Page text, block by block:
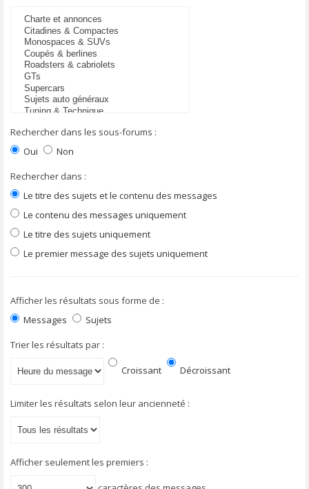
Rechercher dans les sous-forums :
Oui
Non
Rechercher dans :
Le titre des sujets et le contenu des messages
Le contenu des messages uniquement
Le titre des sujets uniquement
Le premier message des sujets uniquement
Afficher les résultats sous forme de :
Messages
Sujets
Trier les résultats par :
Croissant Décroissant
Limiter les résultats selon leur ancienneté :
Afficher seulement les premiers :